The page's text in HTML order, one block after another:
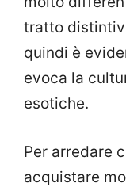
tratto
quindi è
evoca la
esotiche.
Per arredare
acquistare